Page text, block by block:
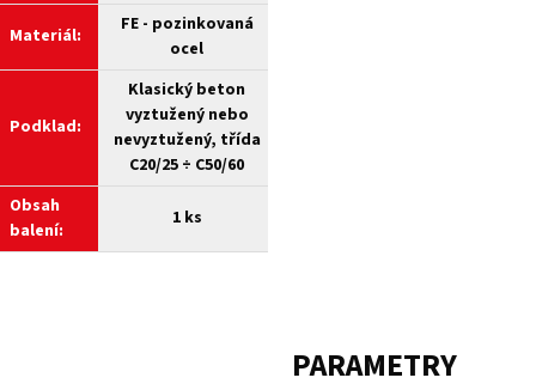
Materiál:
FE - pozinkovaná
ocel
Podklad:
Klasický beton
vyztužený nebo
nevyztužený, třída
C20/25 ÷ C50/60
Obsah
balení:
1 ks
PARAMETRY